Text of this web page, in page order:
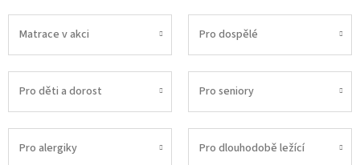
Matrace v akci Pro dospělé
Pro děti a dorost Pro seniory
Pro alergiky Pro dlouhodobě ležící